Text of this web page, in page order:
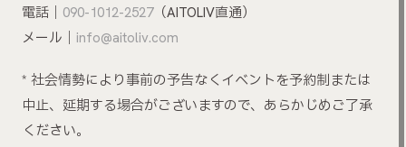
電話｜ 090-1012-2527（AITOLIV直通）
メール｜ info@aitoliv.com
* 社会情勢により事前の予告なくイベントを予約制または
中止、延期する場合がございますので、あらかじめご了承
ください。